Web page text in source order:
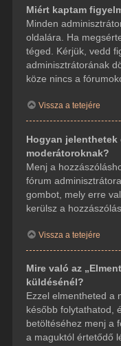
Miért kaptam
Minden
oldalára. Ha
téged. Kérjük, vedd
adminisztrátorának
köze nincs a
Vissza a tetejére
Hogyan jelenthetek
moderátoroknak?
Menj a
fórum
gombot, mely erre
kerülsz a
Vissza a tetejére
Mire való az
küldésénél?
Ezzel elmentheted a
később folytathatod,
betöltéséhez menj a
a maguktól értetődő